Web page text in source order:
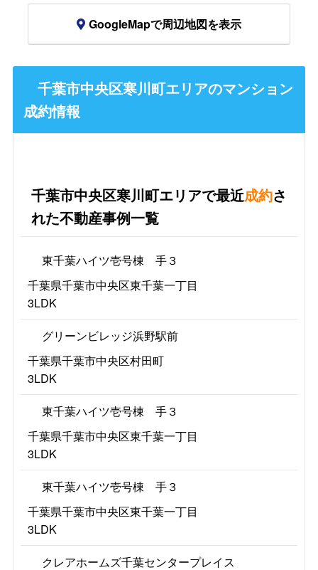
GoogleMapで周辺地図を表示
千葉市中央区寒川町エリアのマンション
成約情報
千葉市中央区寒川町エリアで最近成約さ
れた不動産事例一覧
東千葉ハイツ壱号棟 手３
千葉県千葉市中央区東千葉一丁目
3LDK
グリーンビレッジ浜野駅前
千葉県千葉市中央区村田町
3LDK
東千葉ハイツ壱号棟 手３
千葉県千葉市中央区東千葉一丁目
3LDK
東千葉ハイツ壱号棟 手３
千葉県千葉市中央区東千葉一丁目
3LDK
クレアホームズ千葉センタープレイス